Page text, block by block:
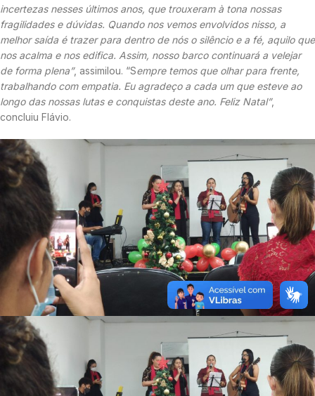
incertezas nesses últimos anos, que trouxeram à tona nossas
fragilidades e dúvidas. Quando nos vemos envolvidos nisso, a
melhor saída é trazer para dentro de nós o silêncio e a fé, aquilo que
nos acalma e nos edifica. Assim, nosso barco continuará a velejar
de forma plena”, assimilou. “Sempre temos que olhar para frente,
trabalhando com empatia. Eu agradeço a cada um que esteve ao
longo das nossas lutas e conquistas deste ano. Feliz Natal”,
concluiu Flávio.